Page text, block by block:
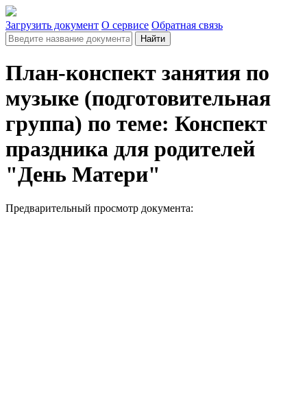
Загрузить документ О сервисе Обратная связь
Найти
План-конспект занятия по
музыке (подготовительная
группа) по теме: Конспект
праздника для родителей
"День Матери"
Предварительный просмотр документа: